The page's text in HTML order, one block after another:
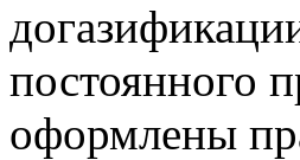
постоянного
оформлены